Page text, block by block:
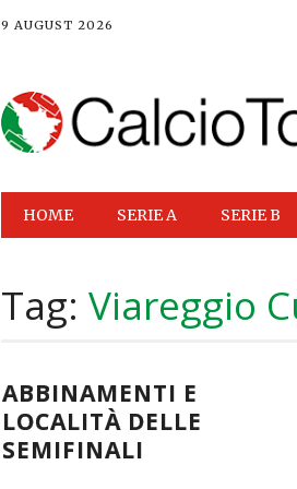
9 AUGUST 2026
Main menu
HOME SERIE A SERIE B
Tag: Viareggio
ABBINAMENTI E
LOCALITÀ DELLE
SEMIFINALI